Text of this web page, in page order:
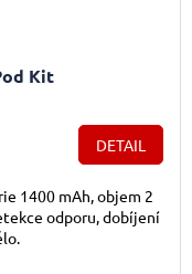
Kit
DETAIL
1400 mAh, objem 2
odporu, dobíjení